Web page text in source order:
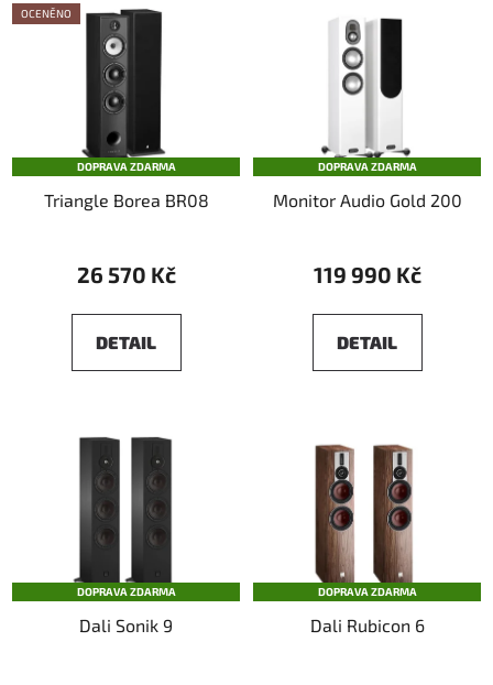
OCENĚNO
DOPRAVA ZDARMA
Triangle Borea BR08
26 570 Kč
DETAIL
DOPRAVA ZDARMA
Monitor Audio Gold 200
119 990 Kč
DETAIL
DOPRAVA ZDARMA
Dali Sonik 9
DOPRAVA ZDARMA
Dali Rubicon 6